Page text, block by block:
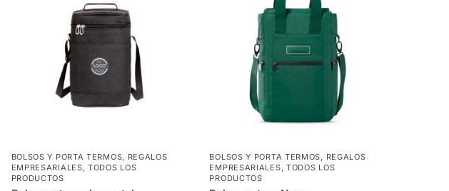
BOLSOS Y PORTA TERMOS, REGALOS
EMPRESARIALES,TODOS LOS
PRODUCTOS
BOLSOS Y PORTA TERMOS, REGALOS
EMPRESARIALES, TODOS LOS
PRODUCTOS